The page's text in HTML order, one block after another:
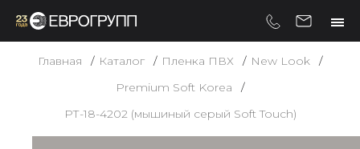
Главная Каталог Пленка ПВХ
New Look
Premium Soft Korea
РТ-18-4202 (мышиный серый Soft Touch)